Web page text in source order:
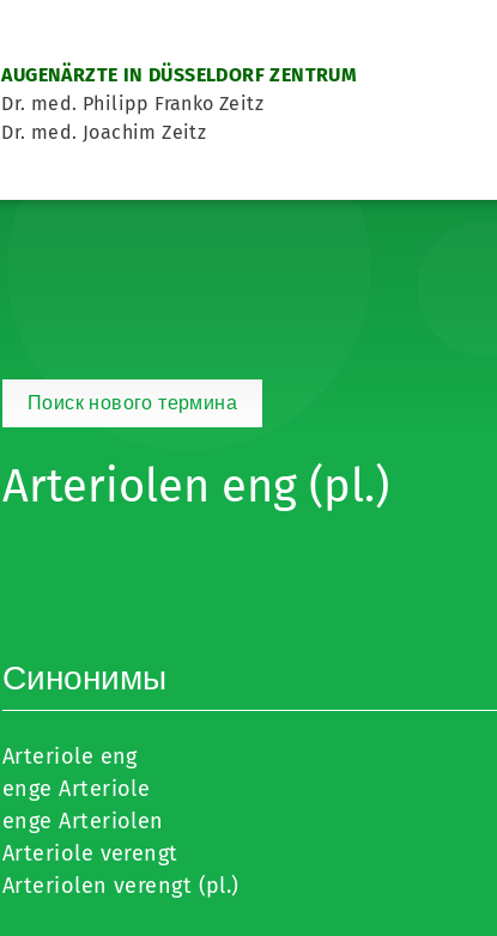
AUGENÄRZTE IN DÜSSELDORF ZENTRUM
Dr. med. Philipp Franko Zeitz
Dr. med. Joachim Zeitz
Поиск нового термина
Arteriolen eng (pl.)
Синонимы
Arteriole eng
enge Arteriole
enge Arteriolen
Arteriole verengt
Arteriolen verengt (pl.)